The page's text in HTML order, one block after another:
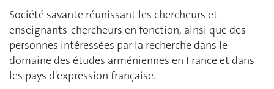
Société savante réunissant les chercheurs et
enseignants-chercheurs en fonction, ainsi que des
personnes intéressées par la recherche dans le
domaine des études arméniennes en France et dans
les pays d'expression française.